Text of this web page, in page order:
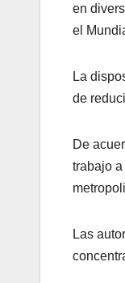
en
el
La
de
De
trabajo
Las